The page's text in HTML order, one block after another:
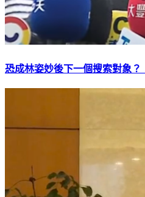
恐成林姿妙後下一個搜索對象